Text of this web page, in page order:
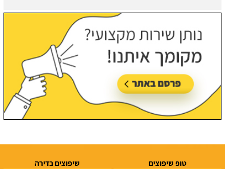
טופ שיפוצים שיפוצים בדירה